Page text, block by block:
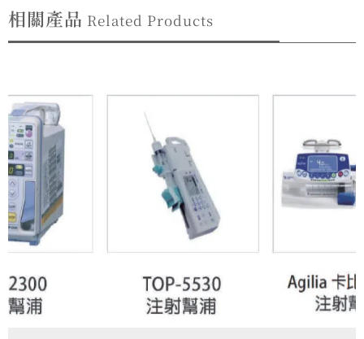
相關產品 Related Products